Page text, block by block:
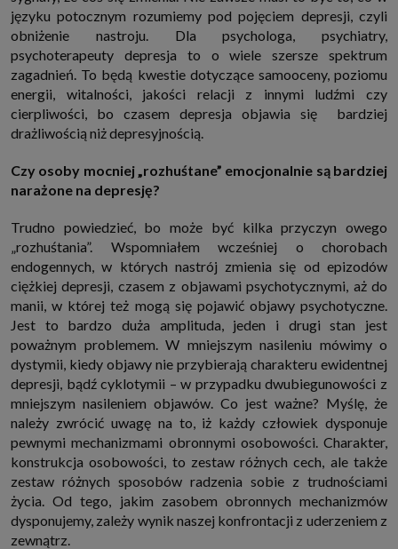
języku potocznym rozumiemy pod pojęciem depresji, czyli
obniżenie nastroju. Dla psychologa, psychiatry,
psychoterapeuty depresja to o wiele szersze spektrum
zagadnień. To będą kwestie dotyczące samooceny, poziomu
energii, witalności, jakości relacji z innymi ludźmi czy
cierpliwości, bo czasem depresja objawia się bardziej
drażliwością niż depresyjnością.
Czy osoby mocniej „rozhuśtane” emocjonalnie są bardziej
narażone na depresję?
Trudno powiedzieć, bo może być kilka przyczyn owego
„rozhuśtania”. Wspomniałem wcześniej o chorobach
endogennych, w których nastrój zmienia się od epizodów
ciężkiej depresji, czasem z objawami psychotycznymi, aż do
manii, w której też mogą się pojawić objawy psychotyczne.
Jest to bardzo duża amplituda, jeden i drugi stan jest
poważnym problemem. W mniejszym nasileniu mówimy o
dystymii, kiedy objawy nie przybierają charakteru ewidentnej
depresji, bądź cyklotymii – w przypadku dwubiegunowości z
mniejszym nasileniem objawów. Co jest ważne? Myślę, że
należy zwrócić uwagę na to, iż każdy człowiek dysponuje
pewnymi mechanizmami obronnymi osobowości. Charakter,
konstrukcja osobowości, to zestaw różnych cech, ale także
zestaw różnych sposobów radzenia sobie z trudnościami
życia. Od tego, jakim zasobem obronnych mechanizmów
dysponujemy, zależy wynik naszej konfrontacji z uderzeniem z
zewnątrz.